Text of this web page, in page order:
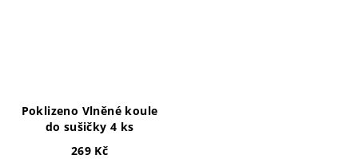
Poklizeno Vlněné koule
do sušičky 4 ks
269 Kč